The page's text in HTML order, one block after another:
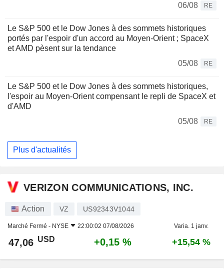
06/08
RE
Le S&P 500 et le Dow Jones à des sommets historiques
portés par l'espoir d'un accord au Moyen-Orient ; SpaceX
et AMD pèsent sur la tendance
05/08
RE
Le S&P 500 et le Dow Jones à des sommets historiques,
l'espoir au Moyen-Orient compensant le repli de SpaceX et
d'AMD
05/08
RE
Plus d'actualités
VERIZON COMMUNICATIONS, INC.
Action VZ US92343V1044
Marché Fermé - NYSE 22:00:02 07/08/2026 Varia. 1 janv.
47,06 USD +0,15 % +15,54 %